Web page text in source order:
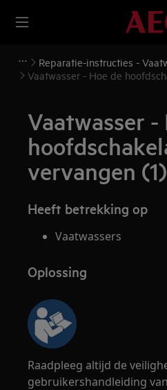
Reparatie-instructies -
Vaatwasser - Hoe de
Vaatwasser -
vervangen (1)
Heeft betrekking op
Vaatwassers
Oplossing
Raadpleeg altijd de
gebruikershandleiding